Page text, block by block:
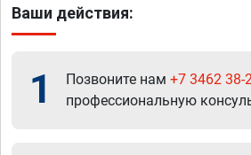
Ваши действия:
1 Позвоните нам +7 3462 38-
профессиональную